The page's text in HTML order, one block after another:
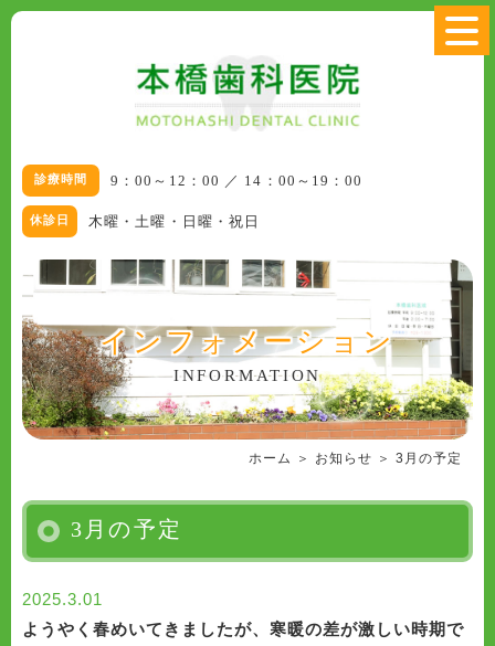
9：00～12：00 ／ 14：00～19：00
木曜・土曜・日曜・祝日
インフォメーション
INFORMATION
ホーム ＞ お知らせ ＞ 3月の予定
3月の予定
2025.3.01
ようやく春めいてきましたが、寒暖の差が激しい時期で